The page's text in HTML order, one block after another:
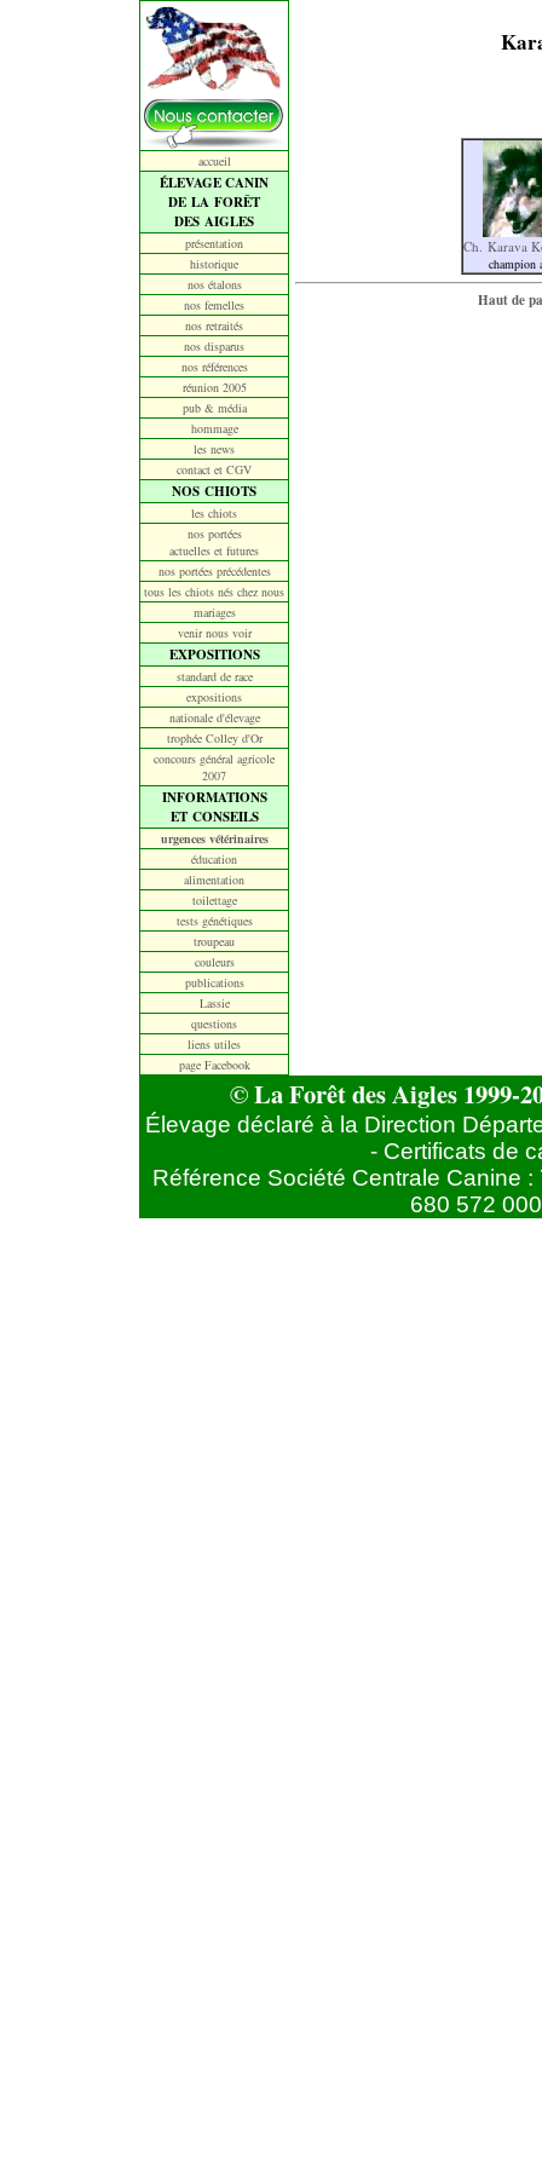
accueil
ÉLEVAGE CANIN
DE LA FORÊT
DES AIGLES
présentation
historique
nos étalons
nos femelles
nos retraités
nos disparus
nos références
réunion 2005
pub & média
hommage
les news
contact et CGV
NOS CHIOTS
les chiots
nos portées
actuelles et futures
nos portées précédentes
tous les chiots nés chez nous
mariages
venir nous voir
EXPOSITIONS
standard de race
expositions
nationale d'élevage
trophée Colley d'Or
concours général agricole
2007
INFORMATIONS
ET CONSEILS
urgences vétérinaires
éducation
alimentation
toilettage
tests génétiques
troupeau
couleurs
publications
Lassie
questions
liens utiles
page Facebook
Ch. Karava
champion
Haut de
© La Forêt des Aigles 1999-
Élevage déclaré à la Direction
- Certificats de
Référence Société Centrale Canine
680 572